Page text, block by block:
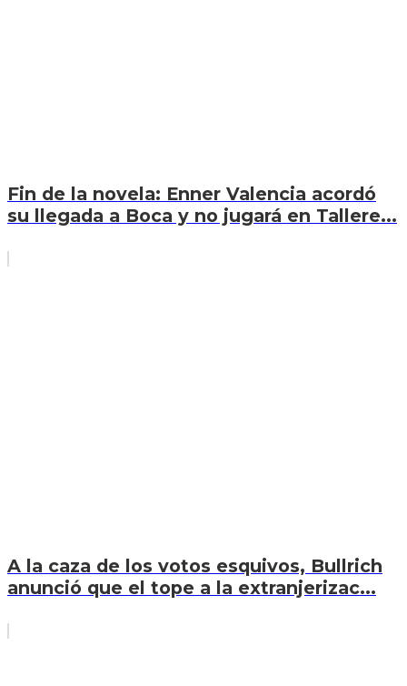
Fin de la novela: Enner Valencia acordó
su llegada a Boca y no jugará en Tallere...
A la caza de los votos esquivos, Bullrich
anunció que el tope a la extranjerizac...